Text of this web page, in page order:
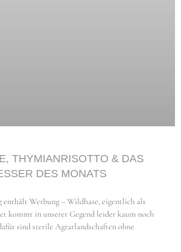
THYMIANRISOTTO & DAS
DES MONATS
enthält Werbung – Wildhase, eigentlich als
kommt in unserer Gegend leider kaum noch
sind sterile Agrarlandschaften ohne